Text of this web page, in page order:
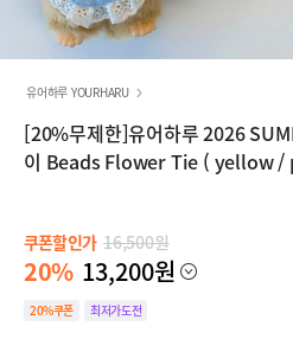
유어하루 YOURHARU
[20%무제한]유어하루 2026
이 Beads Flower Tie ( yellow /
쿠폰할인가 16,500원
20% 13,200원
20%쿠폰 최저가도전